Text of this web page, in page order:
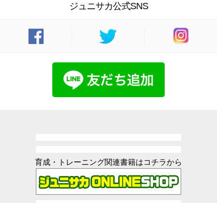
ジュニサカ公式SNS
育成・トレーニング関連書籍はコチラから